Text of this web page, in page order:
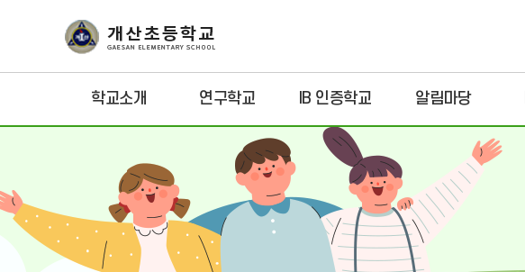
학교소개 연구학교 IB 인증학교 알림마당